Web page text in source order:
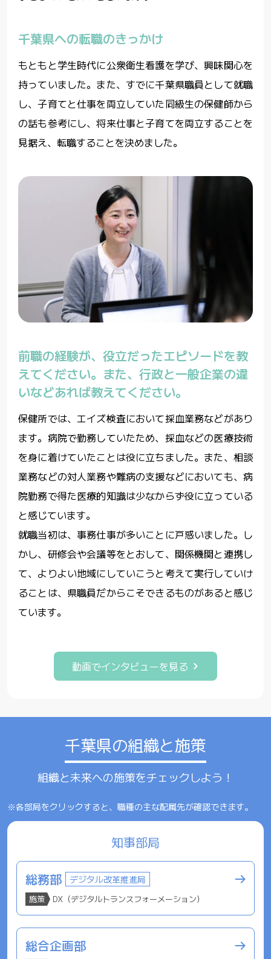
千葉県への転職のきっかけ
もともと学生時代に公衆衛生看護を学び、興味関心を
持っていました。また、すでに千葉県職員として就職
し、子育てと仕事を両立していた同級生の保健師から
の話も参考にし、将来仕事と子育てを両立することを
見据え、転職することを決めました。
前職の経験が、役立だったエピソードを教
えてください。また、行政と一般企業の違
いなどあれば教えてください。
保健所では、エイズ検査において採血業務などがあり
ます。病院で勤務していたため、採血などの医療技術
を身に着けていたことは役に立ちました。また、相談
業務などの対人業務や難病の支援などにおいても、病
院勤務で得た医療的知識は少なからず役に立っている
と感じています。
就職当初は、事務仕事が多いことに戸惑いました。し
かし、研修会や会議等をとおして、関係機関と連携し
て、よりよい地域にしていこうと考えて実行していけ
ることは、県職員だからこそできるものがあると感じ
ています。
動画でインタビューを見る
千葉県の組織と施策
組織と未来への施策をチェックしよう！
※各部局をクリックすると、職種の主な配属先が確認できます。
知事部局
総務部 デジタル改革推進局
DX（デジタルトランスフォーメーション）
施策
総合企画部